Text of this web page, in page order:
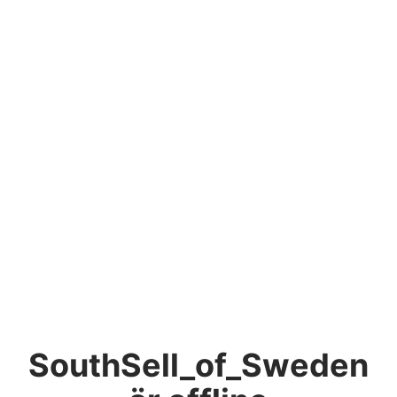
SouthSell_of_Sweden